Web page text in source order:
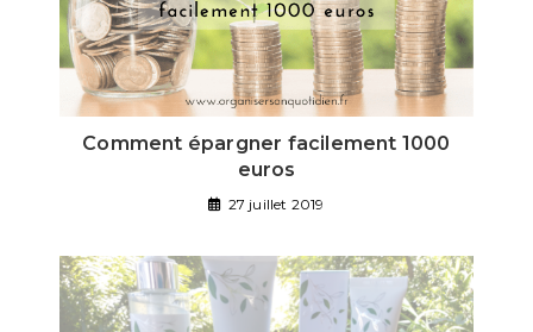
Comment épargner facilement 1000
euros
27 juillet 2019